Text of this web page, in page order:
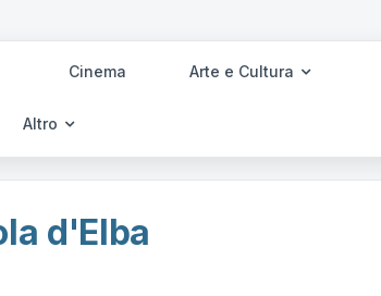
Cinema Arte e Cultura
Altro
d'Elba